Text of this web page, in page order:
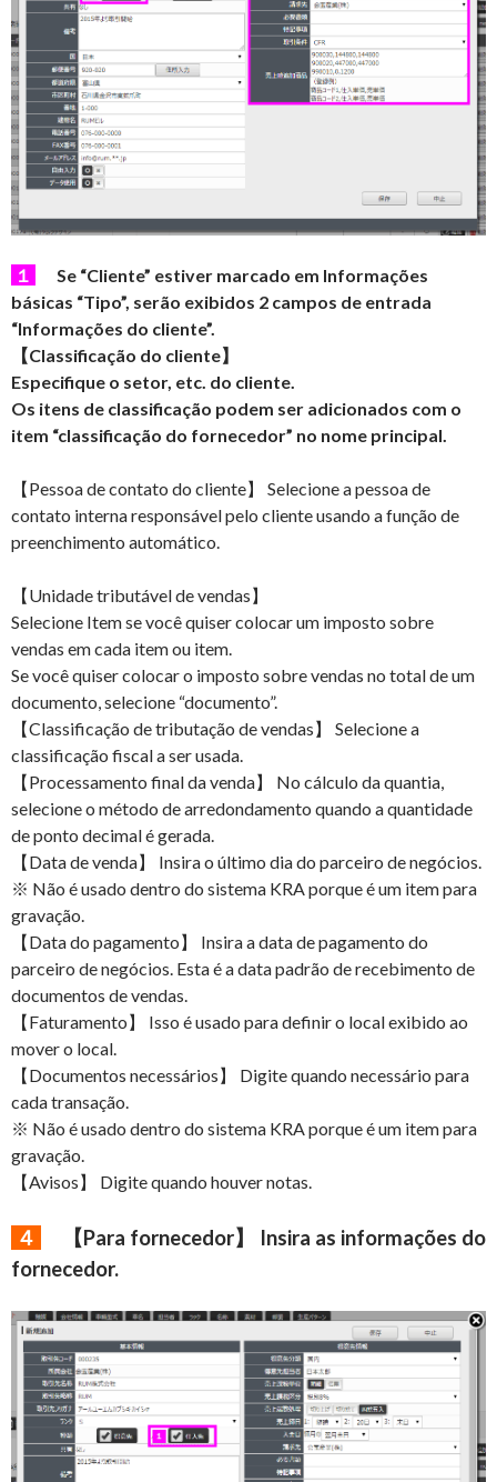
１
Se “Cliente” estiver marcado em Informações
básicas “Tipo”, serão exibidos 2 campos de entrada
“Informações do cliente”.
【Classificação do cliente】
Especifique o setor, etc. do cliente.
Os itens de classificação podem ser adicionados com o
item “classificação do fornecedor” no nome principal.
【Pessoa de contato do cliente】 Selecione a pessoa de
contato interna responsável pelo cliente usando a função de
preenchimento automático.
【Unidade tributável de vendas】
Selecione Item se você quiser colocar um imposto sobre
vendas em cada item ou item.
Se você quiser colocar o imposto sobre vendas no total de um
documento, selecione “documento”.
【Classificação de tributação de vendas】 Selecione a
classificação fiscal a ser usada.
【Processamento final da venda】 No cálculo da quantia,
selecione o método de arredondamento quando a quantidade
de ponto decimal é gerada.
【Data de venda】 Insira o último dia do parceiro de negócios.
※ Não é usado dentro do sistema KRA porque é um item para
gravação.
【Data do pagamento】 Insira a data de pagamento do
parceiro de negócios. Esta é a data padrão de recebimento de
documentos de vendas.
【Faturamento】 Isso é usado para definir o local exibido ao
mover o local.
【Documentos necessários】 Digite quando necessário para
cada transação.
※ Não é usado dentro do sistema KRA porque é um item para
gravação.
【Avisos】 Digite quando houver notas.
４
【Para fornecedor】 Insira as informações do
fornecedor.